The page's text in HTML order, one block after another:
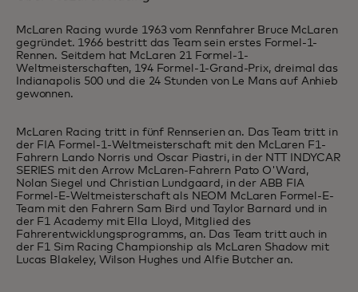
McLaren Racing wurde 1963 vom Rennfahrer Bruce McLaren
gegründet. 1966 bestritt das Team sein erstes Formel-1-
Rennen. Seitdem hat McLaren 21 Formel-1-
Weltmeisterschaften, 194 Formel-1-Grand-Prix, dreimal das
Indianapolis 500 und die 24 Stunden von Le Mans auf Anhieb
gewonnen.
McLaren Racing tritt in fünf Rennserien an. Das Team tritt in
der FIA Formel-1-Weltmeisterschaft mit den McLaren F1-
Fahrern Lando Norris und Oscar Piastri, in der NTT INDYCAR
SERIES mit den Arrow McLaren-Fahrern Pato O'Ward,
Nolan Siegel und Christian Lundgaard, in der ABB FIA
Formel-E-Weltmeisterschaft als NEOM McLaren Formel-E-
Team mit den Fahrern Sam Bird und Taylor Barnard und in
der F1 Academy mit Ella Lloyd, Mitglied des
Fahrerentwicklungsprogramms, an. Das Team tritt auch in
der F1 Sim Racing Championship als McLaren Shadow mit
Lucas Blakeley, Wilson Hughes und Alfie Butcher an.